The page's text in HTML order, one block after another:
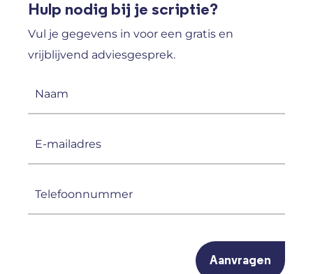
Hulp nodig bij je scriptie?
Vul je gegevens in voor een gratis en
vrijblijvend adviesgesprek.